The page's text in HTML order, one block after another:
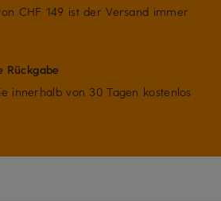
CHF 149 ist der Versand immer
Rückgabe
innerhalb von 30 Tagen kostenlos